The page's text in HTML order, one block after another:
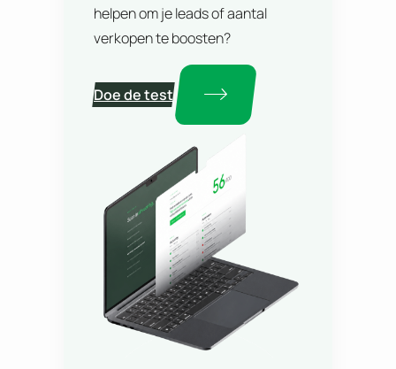
helpen om je leads of aantal
verkopen te boosten?
Doe de test